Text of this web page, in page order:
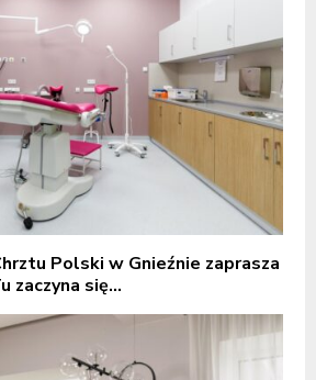
Polski w Gnieźnie zaprasza
zaczyna się...